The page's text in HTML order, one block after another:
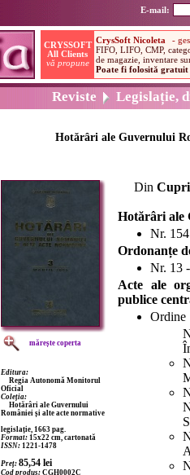
E-mail:
Reviste Legislație,
Hotărâri ale Guvernului
mărește coperta
Editura:
Regia Autonomă Monitorul
Oficial
Coleția:
Hotărâri ale Guvernului
României și alte acte normative
legislație, 1663 pag.
Format: 15x22 cm, cartonată
ISSN: 1221-1478
Preț: 85,54 lei
Cod produs: CGH0002C
Din
Hotărâri ale
Nr.
Ordonanțe
Nr. 13
Acte ale
publice
Ordine